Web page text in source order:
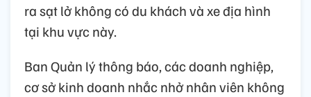
ra sạt lở không có du khách và xe địa hình
tại khu vực này.
Ban Quản lý thông báo, các doanh nghiệp,
cơ sở kinh doanh nhắc nhở nhân viên không